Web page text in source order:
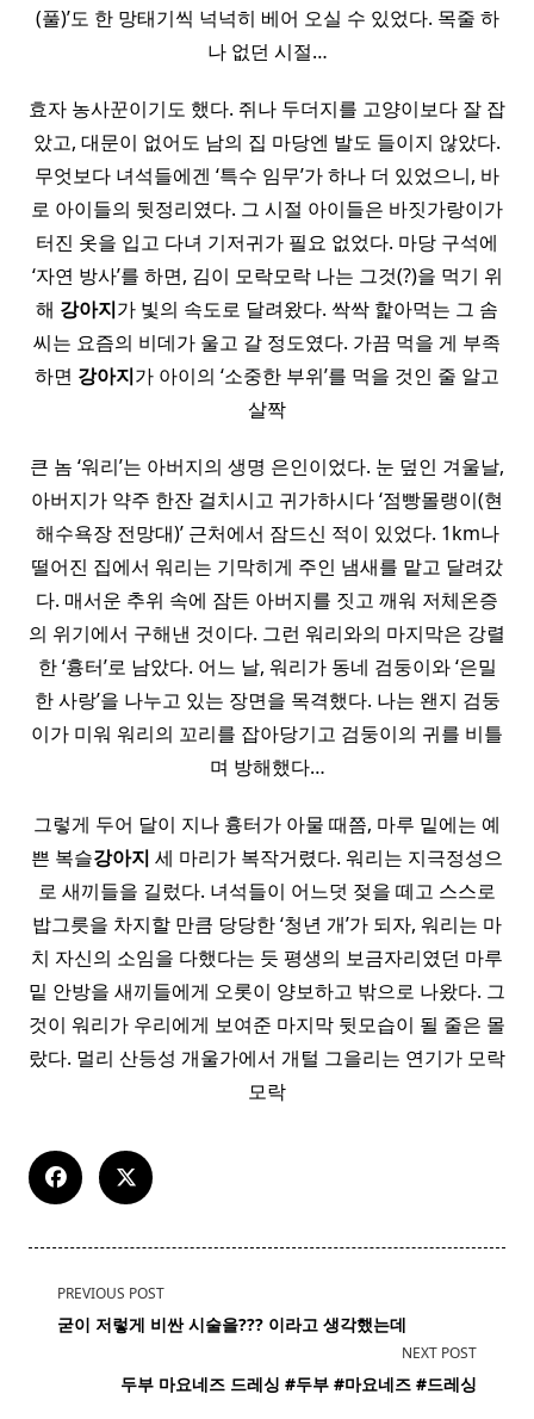
(풀)’도 한 망태기씩 넉넉히 베어 오실 수 있었다. 목줄 하
나 없던 시절…
효자 농사꾼이기도 했다. 쥐나 두더지를 고양이보다 잘 잡
았고, 대문이 없어도 남의 집 마당엔 발도 들이지 않았다.
무엇보다 녀석들에겐 ‘특수 임무’가 하나 더 있었으니, 바
로 아이들의 뒷정리였다. 그 시절 아이들은 바짓가랑이가
터진 옷을 입고 다녀 기저귀가 필요 없었다. 마당 구석에
‘자연 방사’를 하면, 김이 모락모락 나는 그것(?)을 먹기 위
해 강아지가 빛의 속도로 달려왔다. 싹싹 핥아먹는 그 솜
씨는 요즘의 비데가 울고 갈 정도였다. 가끔 먹을 게 부족
하면 강아지가 아이의 ‘소중한 부위’를 먹을 것인 줄 알고
살짝
큰 놈 ‘워리’는 아버지의 생명 은인이었다. 눈 덮인 겨울날,
아버지가 약주 한잔 걸치시고 귀가하시다 ‘점빵몰랭이(현
해수욕장 전망대)’ 근처에서 잠드신 적이 있었다. 1km나
떨어진 집에서 워리는 기막히게 주인 냄새를 맡고 달려갔
다. 매서운 추위 속에 잠든 아버지를 짓고 깨워 저체온증
의 위기에서 구해낸 것이다. 그런 워리와의 마지막은 강렬
한 ‘흉터’로 남았다. 어느 날, 워리가 동네 검둥이와 ‘은밀
한 사랑’을 나누고 있는 장면을 목격했다. 나는 왠지 검둥
이가 미워 워리의 꼬리를 잡아당기고 검둥이의 귀를 비틀
며 방해했다…
그렇게 두어 달이 지나 흉터가 아물 때쯤, 마루 밑에는 예
쁜 복슬강아지 세 마리가 복작거렸다. 워리는 지극정성으
로 새끼들을 길렀다. 녀석들이 어느덧 젖을 떼고 스스로
밥그릇을 차지할 만큼 당당한 ‘청년 개’가 되자, 워리는 마
치 자신의 소임을 다했다는 듯 평생의 보금자리였던 마루
밑 안방을 새끼들에게 오롯이 양보하고 밖으로 나왔다. 그
것이 워리가 우리에게 보여준 마지막 뒷모습이 될 줄은 몰
랐다. 멀리 산등성 개울가에서 개털 그을리는 연기가 모락
모락
<span
class="nav-
PREVIOUS POST
굳이 저렇게 비싼 시술을??? 이라고 생각했는데
NEXT POST
두부 마요네즈 드레싱 #두부 #마요네즈 #드레싱